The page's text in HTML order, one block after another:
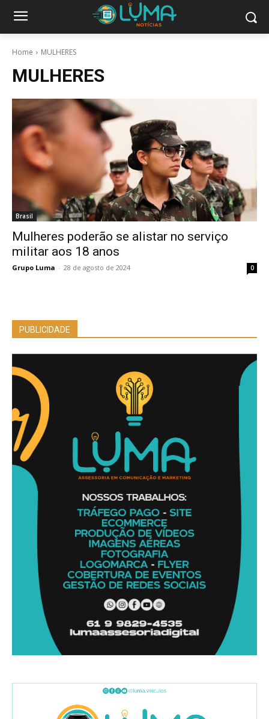
Home MULHERES
MULHERES
Brasil
Mulheres poderão se alistar no serviço
militar aos 18 anos
Grupo Luma - 28 de agosto de 2024 0
PUBLICIDADE